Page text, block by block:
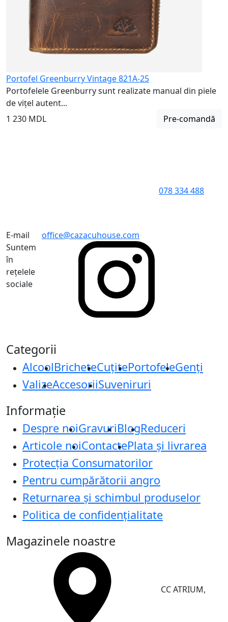
Portofel Greenburry Vintage 821A-25
Portofelele Greenburry sunt realizate manual din piele
de vițel autent...
1 230 MDL
Pre-comandă
078 334 488
E-mail
office@cazacuhouse.com
Suntem
în
rețelele
sociale
Categorii
AlcoolBricheteCuțitePortofeleGenți
ValizeAccesoriiSuveniruri
Informație
Despre noiGravuriBlogReduceri
Articole noiContactePlata și livrarea
Protecţia Consumatorilor
Pentru cumpărătorii angro
Returnarea și schimbul produselor
Politica de confidențialitate
Magazinele noastre
CC ATRIUM,